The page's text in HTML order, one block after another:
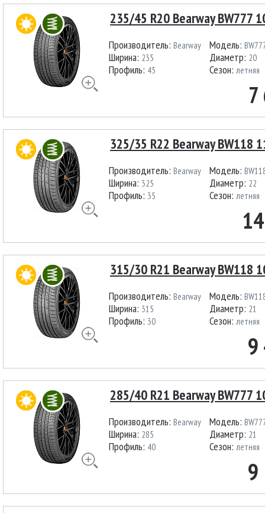
235/45 R20 Bearway BW777
Производитель: Bearway
Ширина: 235
Профиль: 45
Модель:
Диаметр: 20
Сезон: летняя
325/35 R22 Bearway BW118
Производитель: Bearway
Ширина: 325
Профиль: 35
Модель:
Диаметр: 22
Сезон: летняя
315/30 R21 Bearway BW118
Производитель: Bearway
Ширина: 315
Профиль: 30
Модель:
Диаметр: 21
Сезон: летняя
285/40 R21 Bearway BW777
Производитель: Bearway
Ширина: 285
Профиль: 40
Модель:
Диаметр: 21
Сезон: летняя